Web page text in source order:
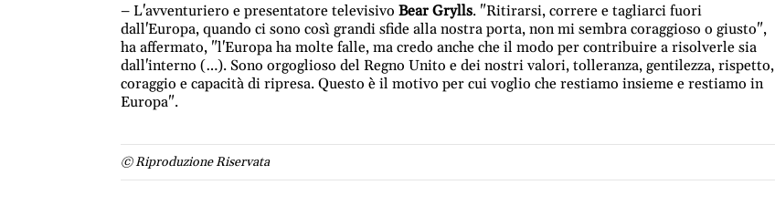
– L'avventuriero e presentatore televisivo Bear Grylls. "Ritirarsi, correre e tagliarci fuori
dall'Europa, quando ci sono così grandi sfide alla nostra porta, non mi sembra coraggioso o giusto",
ha affermato, "l'Europa ha molte falle, ma credo anche che il modo per contribuire a risolverle sia
dall'interno (…). Sono orgoglioso del Regno Unito e dei nostri valori, tolleranza, gentilezza, rispetto,
coraggio e capacità di ripresa. Questo è il motivo per cui voglio che restiamo insieme e restiamo in
Europa".
© Riproduzione Riservata